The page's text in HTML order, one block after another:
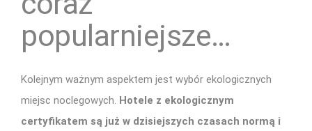
popularniejsze…
Kolejnym ważnym aspektem jest wybór ekologicznych
miejsc noclegowych. Hotele z ekologicznym
certyfikatem są już w dzisiejszych czasach normą i